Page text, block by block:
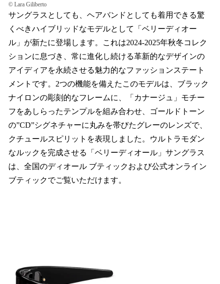
© Lara Giliberto
サングラスとしても、ヘアバンドとしても着用できる驚
くべきハイブリッドなモデルとして「ベリーディオー
ル」が新たに登場します。これは2024-2025年秋冬コレク
ションに息づき、常に進化し続ける革新的なデザインの
アイディアを永続させる魅力的なファッションステート
メントです。2つの機能を備えたこのモデルは、ブラック
ナイロンの彫刻的なフレームに、「カナージュ」モチー
フをあしらったテンプルを組み合わせ、ゴールドトーン
の”CD”シグネチャーに丸みを帯びたグレーのレンズで、
クチュールスピリットを表現しました。ウルトラモダン
なルックを完成させる「ベリーディオール」サングラス
は、全国のディオール ブティックおよび公式オンライン
ブティックでご覧いただけます。